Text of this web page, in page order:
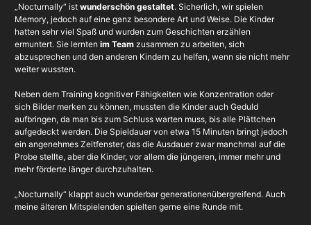
„Nocturnally“ ist wunderschön gestaltet. Sicherlich, wir spielen
Memory, jedoch auf eine ganz besondere Art und Weise. Die Kinder
hatten sehr viel Spaß und wurden zum Geschichten erzählen
ermuntert. Sie lernten im Teamzusammen zu arbeiten, sich
abzusprechen und den anderen Kindern zu helfen, wenn sie nicht mehr
weiter wussten.
Neben dem Training kognitiver Fähigkeiten wie Konzentration oder
sich Bilder merken zu können, mussten die Kinder auch Geduld
aufbringen, da man bis zum Schluss warten muss, bis alle Plättchen
aufgedeckt werden. Die Spieldauer von etwa 15 Minuten bringt jedoch
ein angenehmes Zeitfenster, das die Ausdauer zwar manchmal auf die
Probe stellte, aber die Kinder, vor allem die jüngeren, immer mehr und
mehr förderte länger durchzuhalten.
„Nocturnally“ klappt auch wunderbar generationenübergreifend. Auch
meine älteren Mitspielenden spielten gerne eine Runde mit.